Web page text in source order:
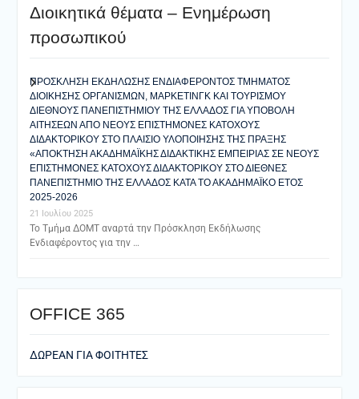
Διοικητικά θέματα – Ενημέρωση
προσωπικού
ΠΡΟΣΚΛΗΣΗ ΕΚΔΗΛΩΣΗΣ ΕΝΔΙΑΦΕΡΟΝΤΟΣ ΤΜΗΜΑΤΟΣ
ΔΙΟΙΚΗΣΗΣ ΟΡΓΑΝΙΣΜΩΝ, ΜΑΡΚΕΤΙΝΓΚ ΚΑΙ ΤΟΥΡΙΣΜΟΥ
ΔΙΕΘΝΟΥΣ ΠΑΝΕΠΙΣΤΗΜΙΟΥ ΤΗΣ ΕΛΛΑΔΟΣ ΓΙΑ ΥΠΟΒΟΛΗ
ΑΙΤΗΣΕΩΝ ΑΠΟ ΝΕΟΥΣ ΕΠΙΣΤΗΜΟΝΕΣ ΚΑΤΟΧΟΥΣ
ΔΙΔΑΚΤΟΡΙΚΟΥ ΣΤΟ ΠΛΑΙΣΙΟ ΥΛΟΠΟΙΗΣΗΣ ΤΗΣ ΠΡΑΞΗΣ
«ΑΠΟΚΤΗΣΗ ΑΚΑΔΗΜΑΪΚΗΣ ΔΙΔΑΚΤΙΚΗΣ ΕΜΠΕΙΡΙΑΣ ΣΕ ΝΕΟΥΣ
ΕΠΙΣΤΗΜΟΝΕΣ ΚΑΤΟΧΟΥΣ ΔΙΔΑΚΤΟΡΙΚΟΥ ΣΤΟ ΔΙΕΘΝΕΣ
ΠΑΝΕΠΙΣΤΗΜΙΟ ΤΗΣ ΕΛΛΑΔΟΣ ΚΑΤΑ ΤΟ ΑΚΑΔΗΜΑΪΚΟ ΕΤΟΣ
2025-2026
21 Ιουλίου 2025
Το Τμήμα ΔΟΜΤ αναρτά την Πρόσκληση Εκδήλωσης
Ενδιαφέροντος για την …
ΟFFICE 365
ΔΩΡΕΑΝ ΓΙΑ ΦΟΙΤΗΤΕΣ